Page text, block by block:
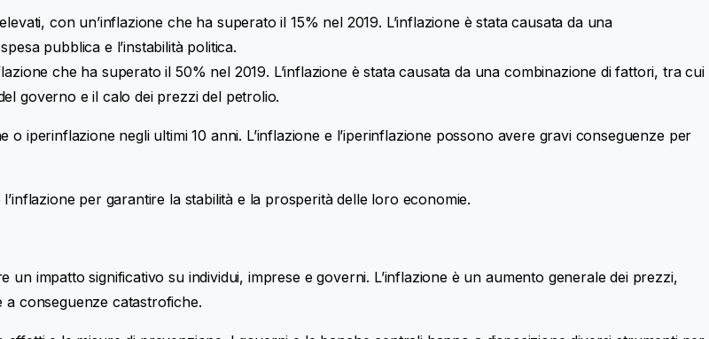
con un’inflazione che ha superato il 15% nel 2019. L’inflazione è stata causata da una
pubblica e l’instabilità politica.
che ha superato il 50% nel 2019. L’inflazione è stata causata da una combinazione di fattori, tra cui
governo e il calo dei prezzi del petrolio.
iperinflazione negli ultimi 10 anni. L’inflazione e l’iperinflazione possono avere gravi conseguenze per
per garantire la stabilità e la prosperità delle loro economie.
impatto significativo su individui, imprese e governi. L’inflazione è un aumento generale dei prezzi,
conseguenze catastrofiche.